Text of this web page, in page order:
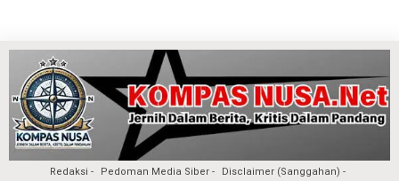
Redaksi Pedoman Media Siber Disclaimer (Sanggahan)